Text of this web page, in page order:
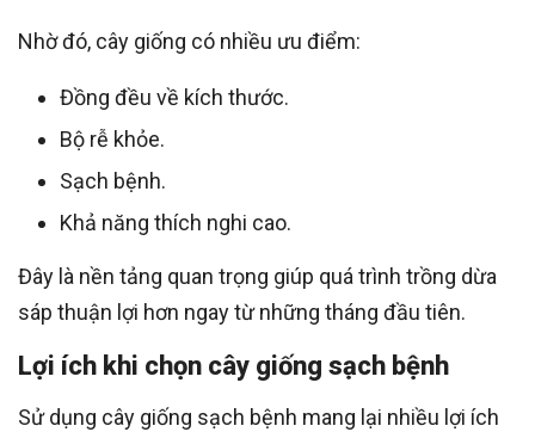
Nhờ đó, cây giống có nhiều ưu điểm:
Đồng đều về kích thước.
Bộ rễ khỏe.
Sạch bệnh.
Khả năng thích nghi cao.
Đây là nền tảng quan trọng giúp quá trình trồng dừa
sáp thuận lợi hơn ngay từ những tháng đầu tiên.
Lợi ích khi chọn cây giống sạch bệnh
Sử dụng cây giống sạch bệnh mang lại nhiều lợi ích